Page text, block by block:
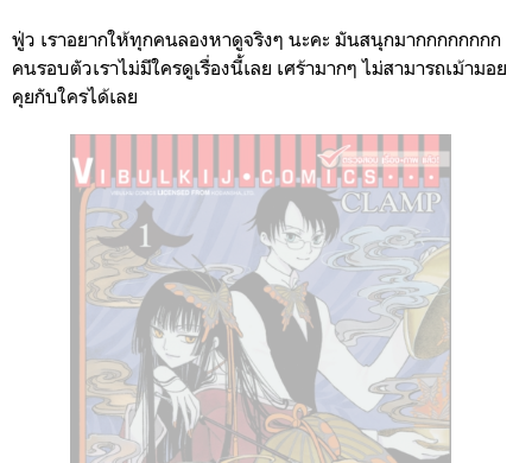
ฟู่ว เราอยากให้ทุกคนลองหาดูจริงๆ นะคะ มันสนุกมากกกกกกกก
คนรอบตัวเราไม่มีใครดูเรื่องนี้เลย เศร้ามากๆ ไม่สามารถเม้ามอย
คุยกับใครได้เลย